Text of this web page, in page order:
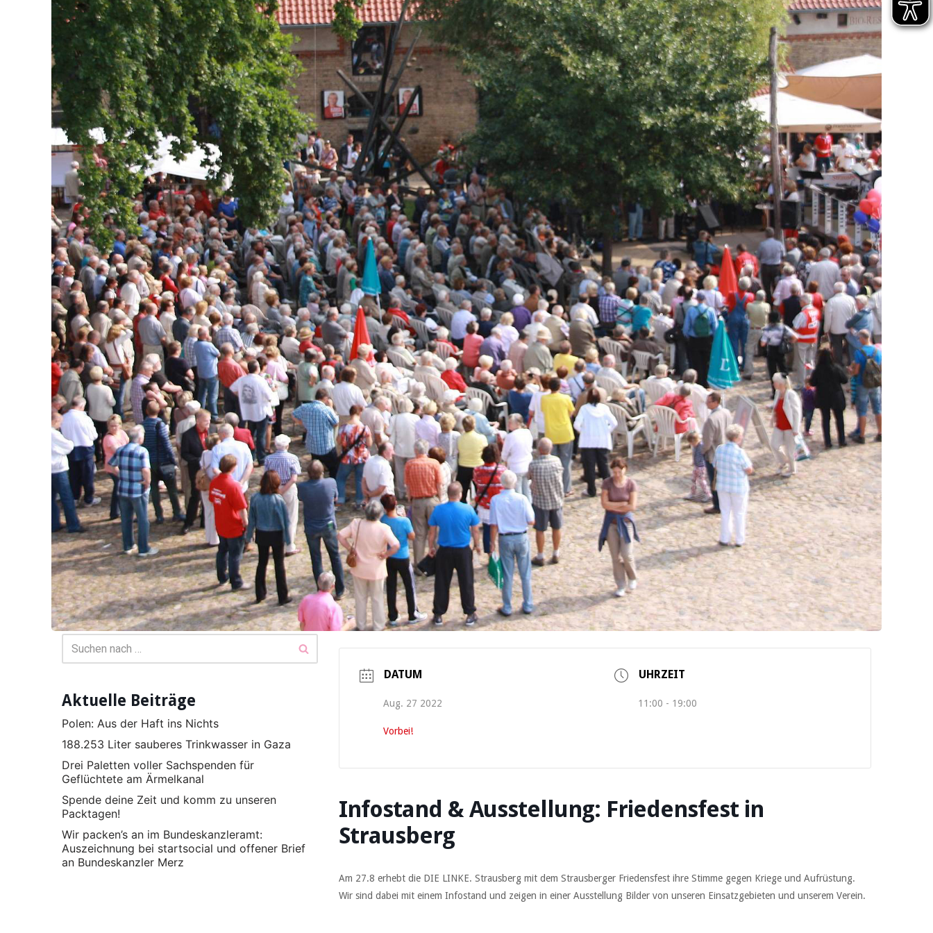
Aktuelle Beiträge
Polen: Aus der Haft ins Nichts
188.253 Liter sauberes Trinkwasser in Gaza
Drei Paletten voller Sachspenden für
Geflüchtete am Ärmelkanal
Spende deine Zeit und komm zu unseren
Packtagen!
Wir packen’s an im Bundeskanzleramt:
Auszeichnung bei startsocial und offener Brief
an Bundeskanzler Merz
DATUM
Aug. 27 2022
Vorbei!
UHRZEIT
11:00 - 19:00
Infostand & Ausstellung: Friedensfest in
Strausberg
Am 27.8 erhebt die DIE LINKE. Strausberg mit dem Strausberger Friedensfest ihre Stimme gegen Kriege und Aufrüstung.
Wir sind dabei mit einem Infostand und zeigen in einer Ausstellung Bilder von unseren Einsatzgebieten und unserem Verein.